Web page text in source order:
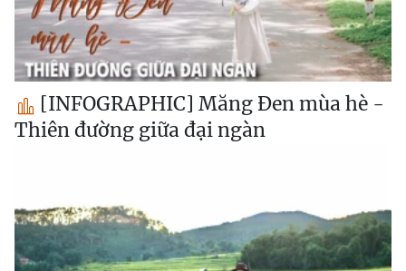
[INFOGRAPHIC] Măng Đen mùa hè -
Thiên đường giữa đại ngàn